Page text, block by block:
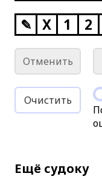
✎ X 1 2
Отменить
Очистить
Ещё судоку